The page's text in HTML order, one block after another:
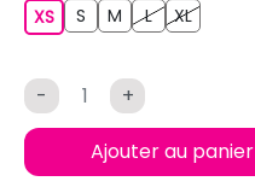
XSXS S M LL XLXL
- +
Ajouter au panier